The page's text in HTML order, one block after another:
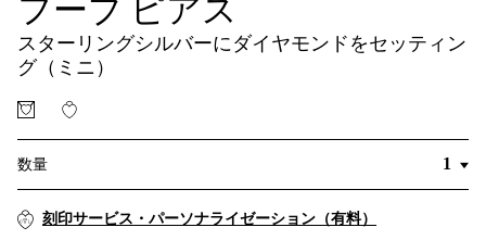
フープ ピアス
スターリングシルバーにダイヤモンドをセッティン
グ（ミニ）
数量
刻印サービス・パーソナライゼーション（有料）